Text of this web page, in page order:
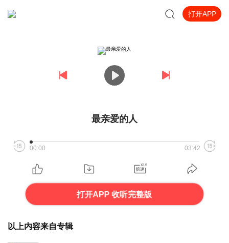
打开APP
最亲爱的人
00:00 03:42
打开APP 收听完整版
以上内容来自专辑